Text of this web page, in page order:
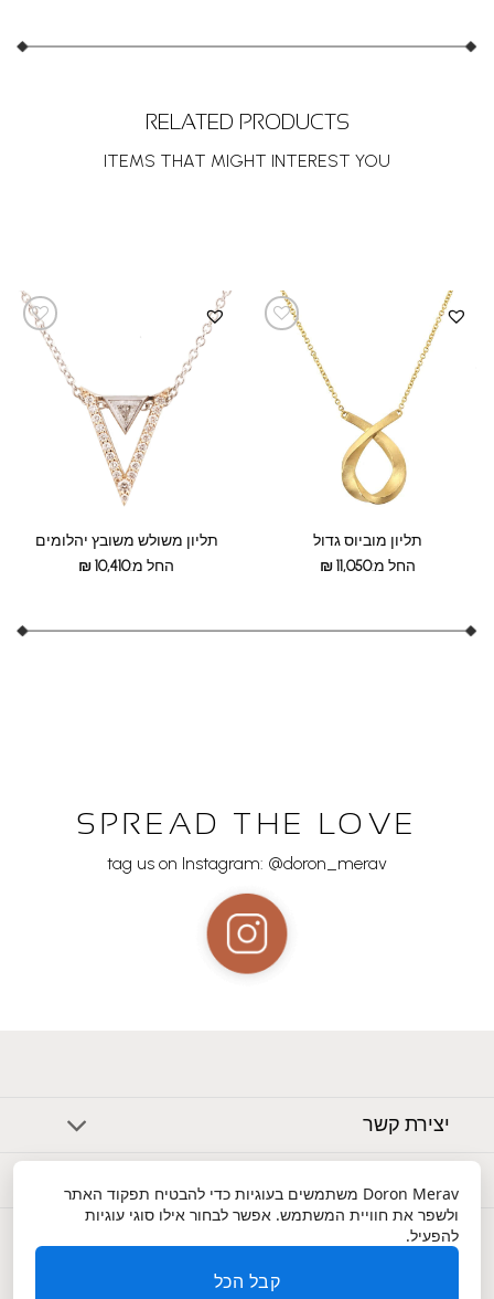
RELATED PRODUCTS
ITEMS THAT MIGHT INTEREST YOU
תליון מוביוס גדול
החל מ:
₪11,050
תליון משולש משובץ יהלומים
החל מ:
₪10,410
SPREAD THE LOVE
tag us on Instagram: @doron_merav
יצירת קשר
שירות לקוחות
Doron Merav משתמשים בעוגיות כדי להבטיח תפקוד האתר
ולשפר את חוויית המשתמש. אפשר לבחור אילו סוגי עוגיות
להפעיל.
קבל הכל